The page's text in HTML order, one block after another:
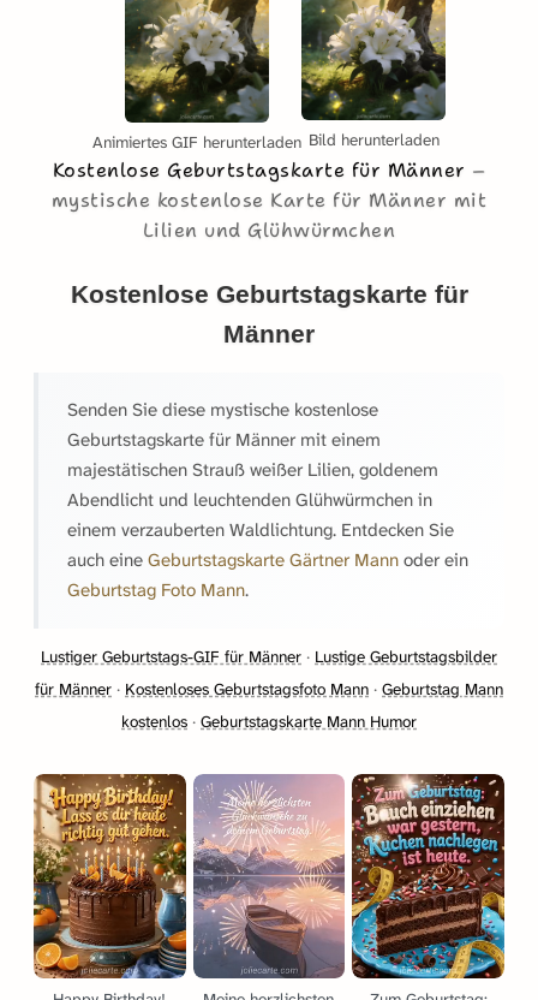
Animiertes GIF herunterladen Bild herunterladen
Kostenlose Geburtstagskarte für Männer
mystische kostenlose Karte für Männer mit
Lilien und Glühwürmchen
Kostenlose Geburtstagskarte für
Männer
Senden Sie diese mystische kostenlose
Geburtstagskarte für Männer mit einem
majestätischen Strauß weißer Lilien, goldenem
Abendlicht und leuchtenden Glühwürmchen in
einem verzauberten Waldlichtung. Entdecken Sie
auch eine Geburtstagskarte Gärtner Mann oder ein
Geburtstag Foto Mann.
Lustiger Geburtstags-GIF für Männer · Lustige Geburtstagsbilder
für Männer · Kostenloses Geburtstagsfoto Mann · Geburtstag Mann
kostenlos · Geburtstagskarte Mann Humor